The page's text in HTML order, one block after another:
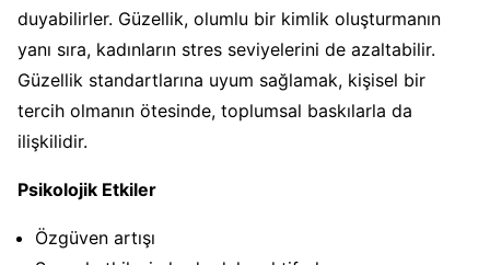
duyabilirler. Güzellik, olumlu bir kimlik oluşturmanın
yanı sıra, kadınların stres seviyelerini de azaltabilir.
Güzellik standartlarına uyum sağlamak, kişisel bir
tercih olmanın ötesinde, toplumsal baskılarla da
ilişkilidir.
Psikolojik Etkiler
Özgüven artışı